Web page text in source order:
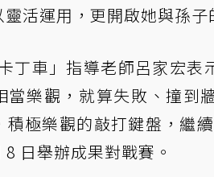
活運用，更開啟她與孫
丁車」指導老師呂家宏
當樂觀，就算失敗、撞到
積極樂觀的敲打鍵盤，繼
日舉辦成果對戰賽。